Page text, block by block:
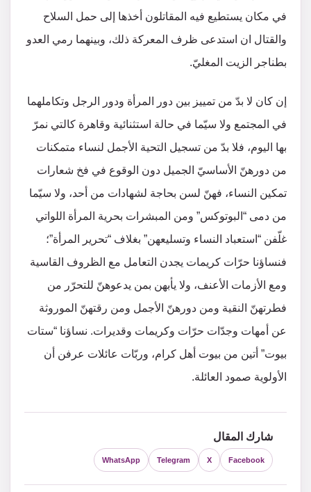
في مكان يستطيع فيه المقاتلون أخذها إلى حمل السلاح
والقتال ان استدعى ظرف المعركة ذلك، وبينهما رمي العدو
بطناجر الزيت المغليّ.
إن كان لا بدّ من تمييز بين دور المرأة ودور الرجل وتكاملهما
في المجتمع ولا سيّما في حالة استثنائية وقاهرة كالتي نمرّ
بها اليوم، فلا بدّ من تسجيل التحية الأجمل لنساء متمكنات
من دورهنّ الأساسيّ الجميل دون الوقوع في فخ شعارات
تمكين النساء، فهنّ لسن بحاجة لشهادات من أحد، ولا سيّما
من دمى “البوتوكس” ومن المبشرات بحرية المرأة اللواتي
غلّفن “استعباد النساء وتسليعهن” بغلاف “تحرير المرأة”؛
فنساؤنا حرّات كريمات يجدن التعامل مع الظروف القاسية
ومع الأزمات الأعنف، ولا يأبهن بمن يدعوهنّ للتحرّر من
فطرتهنّ النقية ومن دورهنّ الأجمل ومن رقتهنّ الموروثة
عن أمهات وجدّات حرّات وكريمات وقديرات. نساؤنا “ستات
بيوت” أتين من بيوت أهل كرام، وربّات عائلات عرفن أن
الأولوية صمود العائلة.
شارك المقال
Facebook
X
Telegram
WhatsApp